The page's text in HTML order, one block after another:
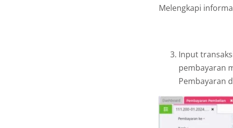
Melengkapi
Input
pembayaran
Pembayaran